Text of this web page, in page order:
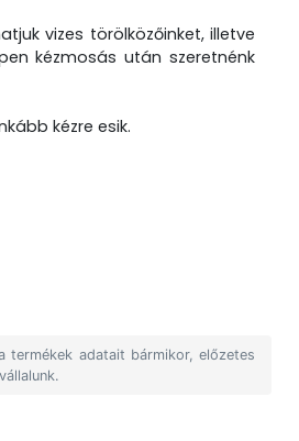
vizes törölközőinket, illetve
kézmosás után szeretnénk
kézre esik.
adatait bármikor, előzetes